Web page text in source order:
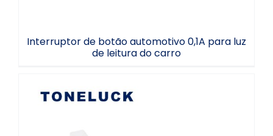
Interruptor de botão automotivo 0,1A para luz
de leitura do carro